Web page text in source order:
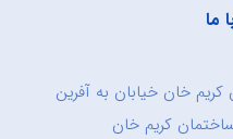
ما
کریم خان خیابان به آفرین